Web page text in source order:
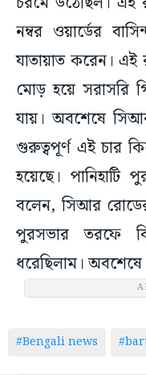
নম্বর ওয়ার্ডের
যাতায়াত করেন। এই
মোড় হয়ে সরাসরি
যায়। অবশেষে
গুরুত্বপূর্ণ এই চার
হয়েছে। পানিহাটি
বলেন, সিআর রোডের
পুরসভার তরফে
ধরেছিলাম।
#Bengali news